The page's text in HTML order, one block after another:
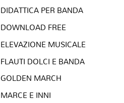
DIDATTICA PER BANDA
DOWNLOAD FREE
ELEVAZIONE MUSICALE
FLAUTI DOLCI E BANDA
GOLDEN MARCH
MARCE E INNI